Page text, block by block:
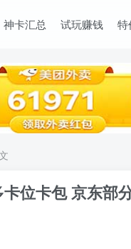
神卡汇总 试玩赚钱 特
位卡包 京东部